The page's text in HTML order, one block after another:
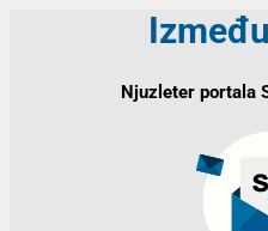
Njuzleter portala